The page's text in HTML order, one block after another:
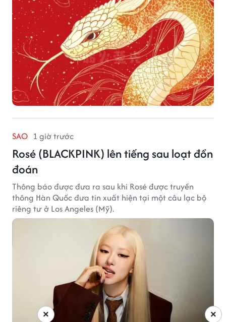
SAO 1 giờ trước
Rosé (BLACKPINK) lên tiếng sau loạt đồn
đoán
Thông báo được đưa ra sau khi Rosé được truyền
thông Hàn Quốc đưa tin xuất hiện tại một câu lạc bộ
riêng tư ở Los Angeles (Mỹ).
×
×